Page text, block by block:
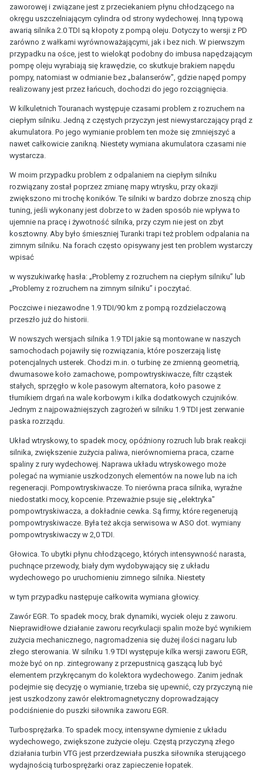
zaworowej i związane jest z przeciekaniem płynu chłodzącego na
okręgu uszczelniającym cylindra od strony wydechowej. Inną typową
awarią silnika 2.0 TDI są kłopoty z pompą oleju. Dotyczy to wersji z PD
zarówno z wałkami wyrównoważającymi, jak i bez nich. W pierwszym
przypadku na ośce, jest to wielokąt podobny do imbusa napędzającym
pompę oleju wyrabiają się krawędzie, co skutkuje brakiem napędu
pompy, natomiast w odmianie bez „balanserów", gdzie napęd pompy
realizowany jest przez łańcuch, dochodzi do jego rozciągnięcia.
W kilkuletnich Touranach występuje czasami problem z rozruchem na
ciepłym silniku. Jedną z częstych przyczyn jest niewystarczający prąd z
akumulatora. Po jego wymianie problem ten może się zmniejszyć a
nawet całkowicie zanikną. Niestety wymiana akumulatora czasami nie
wystarcza.
W moim przypadku problem z odpalaniem na ciepłym silniku
rozwiązany został poprzez zmianę mapy wtrysku, przy okazji
zwiększono mi trochę koników. Te silniki w bardzo dobrze znoszą chip
tuning, jeśli wykonany jest dobrze to w żaden sposób nie wpływa to
ujemnie na pracę i żywotność silnika, przy czym nie jest on zbyt
kosztowny. Aby było śmieszniej Turanki trapi też problem odpalania na
zimnym silniku. Na forach często opisywany jest ten problem wystarczy
wpisać
w wyszukiwarkę hasła: „Problemy z rozruchem na ciepłym silniku” lub
„Problemy z rozruchem na zimnym silniku” i poczytać.
Poczciwe i niezawodne 1.9 TDI/90 km z pompą rozdzielaczową
przeszło już do historii.
W nowszych wersjach silnika 1.9 TDI jakie są montowane w naszych
samochodach pojawiły się rozwiązania, które poszerzają listę
potencjalnych usterek. Chodzi m.in. o turbinę ze zmienną geometrią,
dwumasowe koło zamachowe, pompowtryskiwacze, filtr cząstek
stałych, sprzęgło w kole pasowym alternatora, koło pasowe z
tłumikiem drgań na wale korbowym i kilka dodatkowych czujników.
Jednym z najpoważniejszych zagrożeń w silniku 1.9 TDI jest zerwanie
paska rozrządu.
Układ wtryskowy, to spadek mocy, opóźniony rozruch lub brak reakcji
silnika, zwiększenie zużycia paliwa, nierównomierna praca, czarne
spaliny z rury wydechowej. Naprawa układu wtryskowego może
polegać na wymianie uszkodzonych elementów na nowe lub na ich
regeneracji. Pompowtryskiwacze. To nierówna praca silnika, wyraźne
niedostatki mocy, kopcenie. Przeważnie psuje się „elektryka"
pompowtryskiwacza, a dokładnie cewka. Są firmy, które regenerują
pompowtryskiwacze. Była też akcja serwisowa w ASO dot. wymiany
pompowtryskiwaczy w 2,0 TDI.
Głowica. To ubytki płynu chłodzącego, których intensywność narasta,
puchnące przewody, biały dym wydobywający się z układu
wydechowego po uruchomieniu zimnego silnika. Niestety
w tym przypadku następuje całkowita wymiana głowicy.
Zawór EGR. To spadek mocy, brak dynamiki, wyciek oleju z zaworu.
Nieprawidłowe działanie zaworu recyrkulacji spalin może być wynikiem
zużycia mechanicznego, nagromadzenia się dużej ilości nagaru lub
złego sterowania. W silniku 1.9 TDI występuje kilka wersji zaworu EGR,
może być on np. zintegrowany z przepustnicą gaszącą lub być
elementem przykręcanym do kolektora wydechowego. Zanim jednak
podejmie się decyzję o wymianie, trzeba się upewnić, czy przyczyną nie
jest uszkodzony zawór elektromagnetyczny doprowadzający
podciśnienie do puszki siłownika zaworu EGR.
Turbosprężarka. To spadek mocy, intensywne dymienie z układu
wydechowego, zwiększone zużycie oleju. Częstą przyczyną złego
działania turbin VTG jest przerdzewiała puszka siłownika sterującego
wydajnością turbosprężarki oraz zapieczenie łopatek.